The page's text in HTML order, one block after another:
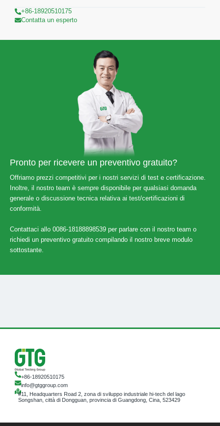
+86-18920510175
Contatta un esperto
Pronto per ricevere un preventivo gratuito?
Offriamo prezzi competitivi per i nostri servizi di test e certificazione.
Inoltre, il nostro team è sempre disponibile per qualsiasi domanda
generale o discussione tecnica relativa ai test/certificazioni di
conformità.
Contattaci allo 0086-18188898539 per parlare con il nostro team o
richiedi un preventivo gratuito compilando il nostro breve modulo
sottostante.
+86-18920510175
info@gtggroup.com
#11, Headquarters Road 2, zona di sviluppo industriale hi-tech del lago
Songshan, città di Dongguan, provincia di Guangdong, Cina, 523429